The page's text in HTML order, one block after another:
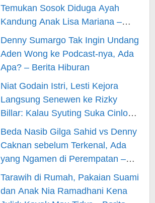
Temukan Sosok Diduga Ayah
Kandung Anak Lisa Mariana –
Berita Hiburan
Denny Sumargo Tak Ingin Undang
Aden Wong ke Podcast-nya, Ada
Apa? – Berita Hiburan
Niat Godain Istri, Lesti Kejora
Langsung Senewen ke Rizky
Billar: Kalau Syuting Suka Cinlok?
– Berita Hiburan
Beda Nasib Gilga Sahid vs Denny
Caknan sebelum Terkenal, Ada
yang Ngamen di Perempatan –
Berita Hiburan
Tarawih di Rumah, Pakaian Suami
dan Anak Nia Ramadhani Kena